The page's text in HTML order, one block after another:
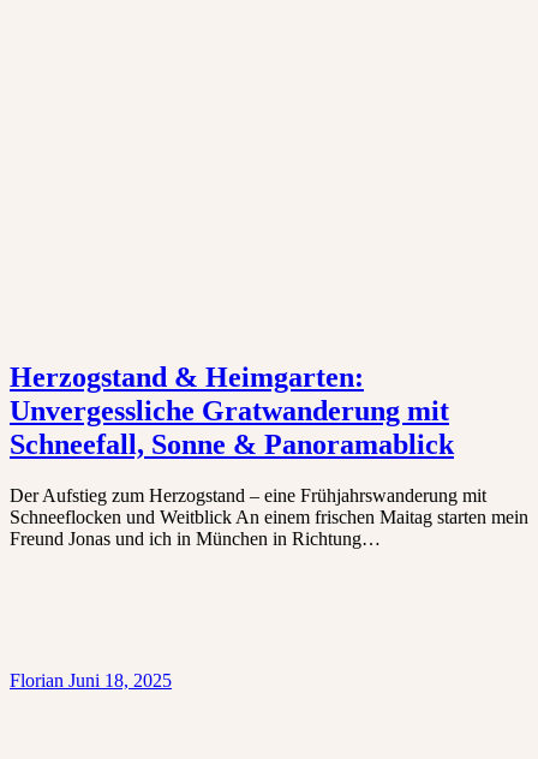
Herzogstand & Heimgarten:
Unvergessliche Gratwanderung mit
Schneefall, Sonne & Panoramablick
Der Aufstieg zum Herzogstand – eine Frühjahrswanderung mit
Schneeflocken und Weitblick An einem frischen Maitag starten mein
Freund Jonas und ich in München in Richtung…
Florian Juni 18, 2025